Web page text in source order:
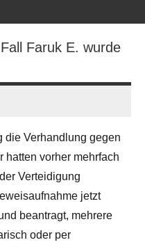
Faruk E. wurde
die Verhandlung gegen
hatten vorher mehrfach
Verteidigung
jetzt
beantragt, mehrere
oder per